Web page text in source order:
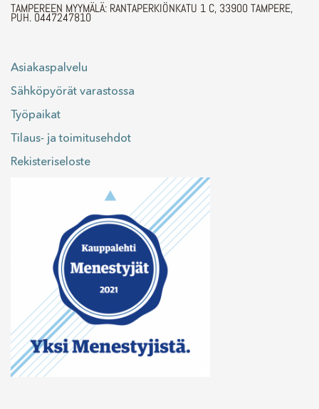
TAMPEREEN MYYMÄLÄ: RANTAPERKIÖNKATU 1 C, 33900 TAMPERE,
PUH. 0447247810
Asiakaspalvelu
Sähköpyörät varastossa
Työpaikat
Tilaus- ja toimitusehdot
Rekisteriseloste